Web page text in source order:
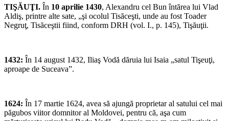
TIŞĂUŢI. În 10 aprilie 1430, Alexandru cel Bun întărea lui Vlad
Aldiş, printre alte sate, „şi ocolul Tisăceşti, unde au fost Toader
Negruţ, Tisăceştii fiind, conform DRH (vol. I., p. 145), Tişăuţii.
1432: În 14 august 1432, Iliaş Vodă dăruia lui Isaia „satul Tişeuţi,
aproape de Suceava”.
1624: În 17 martie 1624, avea să ajungă proprietar al satului cel mai
păgubos viitor domnitor al Moldovei, pentru că, aşa cum